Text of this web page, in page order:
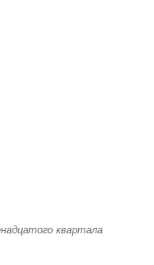
квартала